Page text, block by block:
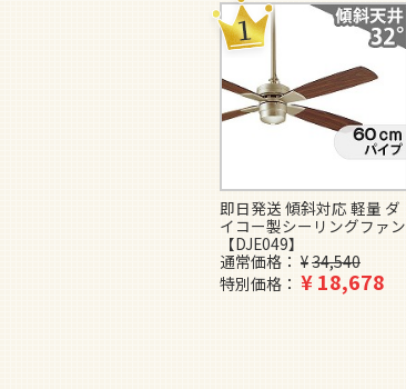
即日発送 傾斜対応 軽量 ダ
イコー製シーリングファン
【DJE049】
通常価格
¥34,540
特別価格
¥18,678